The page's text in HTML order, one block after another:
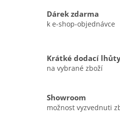
u
Dárek zdarma
k e-shop-objednávce
Krátké dodací
na vybrané zboží
Showroom
možnost vyzvednuti